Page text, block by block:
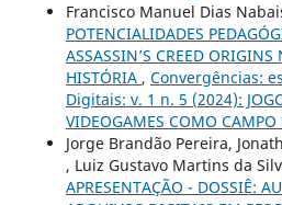
Francisco Manuel Dias
POTENCIALIDADES
ASSASSIN’S CREED
HISTÓRIA , Convergências:
Digitais: v. 1 n. 5 (2024):
VIDEOGAMES COMO CAMPO
Jorge Brandão Pereira,
, Luiz Gustavo Martins da
APRESENTAÇÃO - DOSSIÊ: